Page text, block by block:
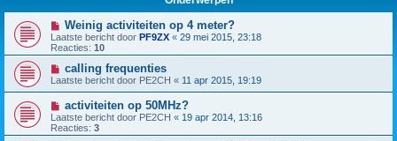
Weinig activiteiten op 4 meter?
Laatste bericht door PF9ZX « 29 mei 2015, 23:18
Reacties: 10
calling frequenties
Laatste bericht door PE2CH « 11 apr 2015, 19:19
activiteiten op 50MHz?
Laatste bericht door PE2CH « 19 apr 2014, 13:16
Reacties: 3